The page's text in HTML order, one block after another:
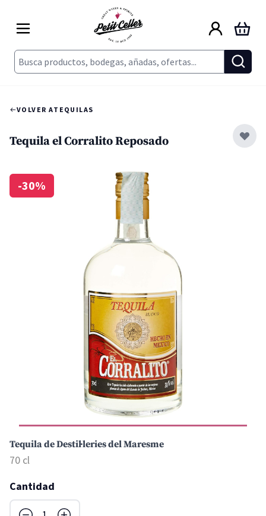
Buscar
Carrito
VOLVER ATEQUILAS
Tequila el Corralito Reposado
-30%
Tequila de Destil·leries del Maresme
70 cl
Cantidad